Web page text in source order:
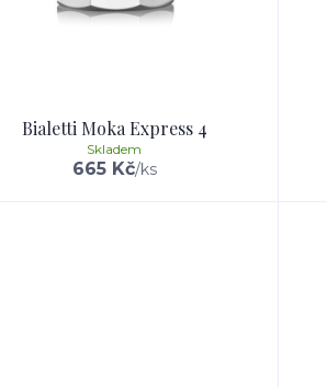
Bialetti Moka Express 4
665 Kč/ks
Skladem